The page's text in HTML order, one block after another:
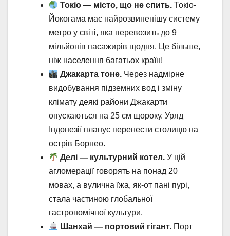
Токіо — місто, що не спить. Токіо-
Йокогама має найрозвиненішу систему
метро у світі, яка перевозить до 9
мільйонів пасажирів щодня. Це більше,
ніж населення багатьох країн!
Джакарта тоне. Через надмірне
видобування підземних вод і зміну
клімату деякі райони Джакарти
опускаються на 25 см щороку. Уряд
Індонезії планує перенести столицю на
острів Борнео.
Делі — культурний котел. У цій
агломерації говорять на понад 20
мовах, а вулична їжа, як-от пані пурі,
стала частиною глобальної
гастрономічної культури.
Шанхай — портовий гігант. Порт